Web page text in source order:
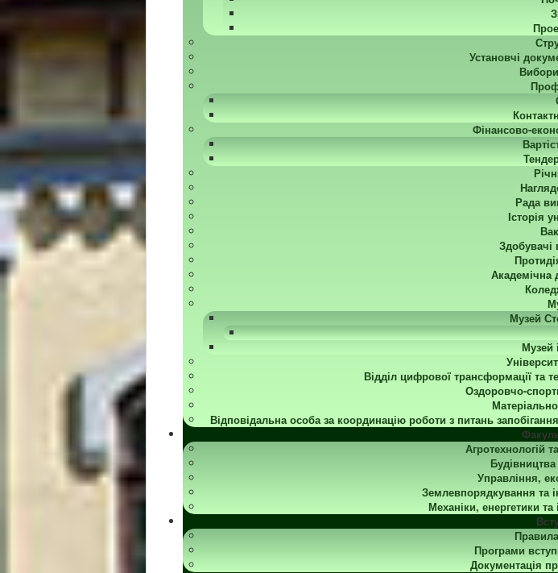
Установчі
Фінансово-
Рада
Історія
Здобувачі
Академічна
Музей
Музей
Відділ цифрової трансформації та
Оздоровчо-
Відповідальна особа за координацію роботи з питань
Агротехнологій
Будівництва
Управління,
Землевпорядкування та
Механіки, енергетики
Програми
Документація